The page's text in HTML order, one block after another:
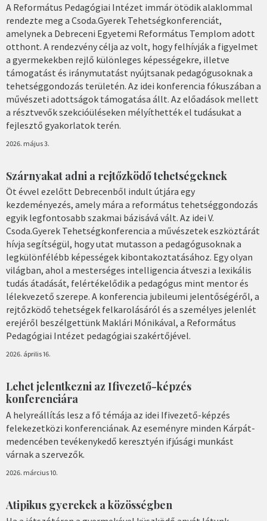
A Református Pedagógiai Intézet immár ötödik alaklommal
rendezte meg a Csoda.Gyerek Tehetségkonferenciát,
amelynek a Debreceni Egyetemi Református Templom adott
otthont. A rendezvény célja az volt, hogy felhívják a figyelmet
a gyermekekben rejlő különleges képességekre, illetve
támogatást és iránymutatást nyújtsanak pedagógusoknak a
tehetséggondozás területén. Az idei konferencia fókuszában a
művészeti adottságok támogatása állt. Az előadások mellett
a résztvevők szekcióüléseken mélyíthették el tudásukat a
fejlesztő gyakorlatok terén.
2026. május 3.
Szárnyakat adni a rejtőzködő tehetségeknek
Öt évvel ezelőtt Debrecenből indult útjára egy
kezdeményezés, amely mára a református tehetséggondozás
egyik legfontosabb szakmai bázisává vált. Az idei V.
Csoda.Gyerek Tehetségkonferencia a művészetek eszköztárát
hívja segítségül, hogy utat mutasson a pedagógusoknak a
legkülönfélébb képességek kibontakoztatásához. Egy olyan
világban, ahol a mesterséges intelligencia átveszi a lexikális
tudás átadását, felértékelődik a pedagógus mint mentor és
lélekvezető szerepe. A konferencia jubileumi jelentőségéről, a
rejtőzködő tehetségek felkarolásáról és a személyes jelenlét
erejéről beszélgettünk Maklári Mónikával, a Református
Pedagógiai Intézet pedagógiai szakértőjével.
2026. április 16.
Lehet jelentkezni az Ifivezető-képzés
konferenciára
A helyreállítás lesz a fő témája az idei Ifivezető-képzés
felekezetközi konferenciának. Az eseményre minden Kárpát-
medencében tevékenykedő keresztyén ifjúsági munkást
várnak a szervezők.
2026. március 10.
Atipikus gyerekek a közösségben